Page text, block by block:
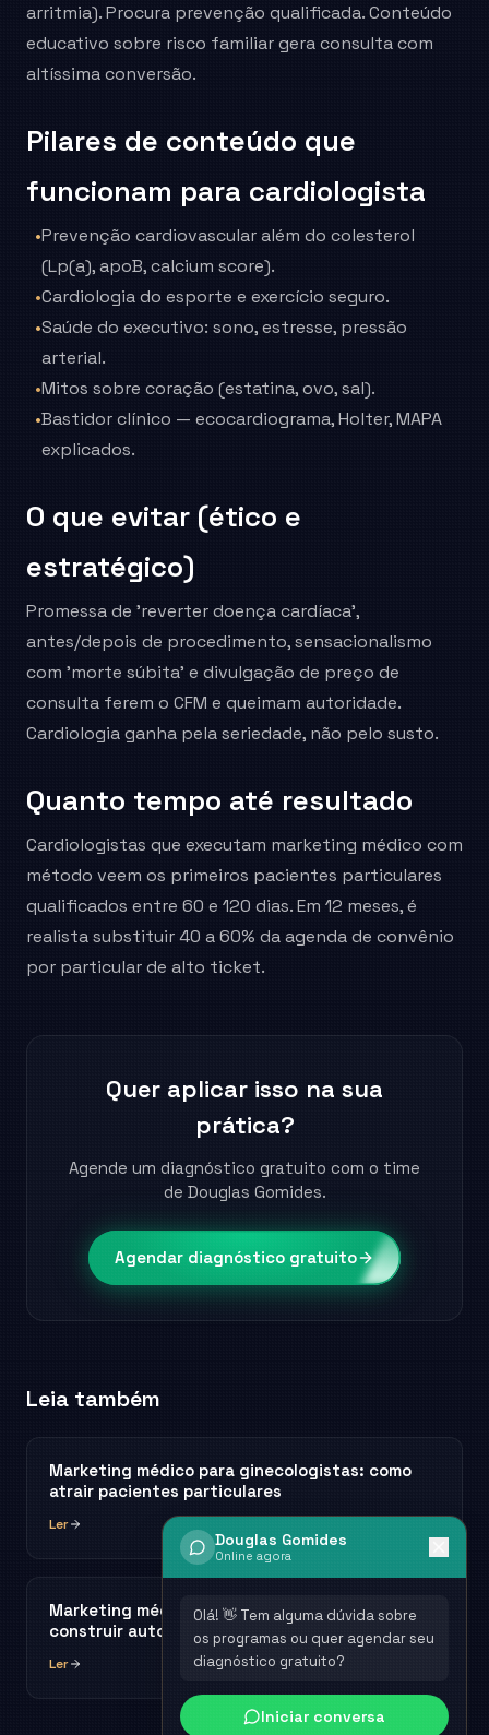
arritmia). Procura prevenção qualificada. Conteúdo
educativo sobre risco familiar gera consulta com
altíssima conversão.
Pilares de conteúdo que
funcionam para cardiologista
•Prevenção cardiovascular além do colesterol
(Lp(a), apoB, calcium score).
•Cardiologia do esporte e exercício seguro.
•Saúde do executivo: sono, estresse, pressão
arterial.
•Mitos sobre coração (estatina, ovo, sal).
•Bastidor clínico — ecocardiograma, Holter, MAPA
explicados.
O que evitar (ético e
estratégico)
Promessa de 'reverter doença cardíaca',
antes/depois de procedimento, sensacionalismo
com 'morte súbita' e divulgação de preço de
consulta ferem o CFM e queimam autoridade.
Cardiologia ganha pela seriedade, não pelo susto.
Quanto tempo até resultado
Cardiologistas que executam marketing médico com
método veem os primeiros pacientes particulares
qualificados entre 60 e 120 dias. Em 12 meses, é
realista substituir 40 a 60% da agenda de convênio
por particular de alto ticket.
Quer aplicar isso na sua
prática?
Agende um diagnóstico gratuito com o time
de Douglas Gomides.
Agendar diagnóstico gratuito
Leia também
Marketing médico para ginecologistas: como
atrair pacientes particulares
Ler
Marketing médico para pediatras: como
construir autoridade e lotar a agenda
Ler
Douglas Gomides
Online agora
Olá! 👋 Tem alguma dúvida sobre
os programas ou quer agendar seu
diagnóstico gratuito?
Iniciar conversa